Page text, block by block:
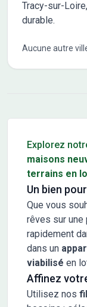
Tracy-sur-
durable.
Aucune autre
Explorez
maisons
terrains en
Un bien
Que vous
rêves sur une
rapidement
dans un
viabilisé en
Affinez
Utilisez nos